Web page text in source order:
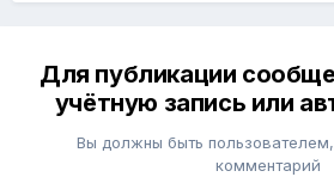
Для публикации
учётную запись или
Вы должны быть пользователем,
комментарий